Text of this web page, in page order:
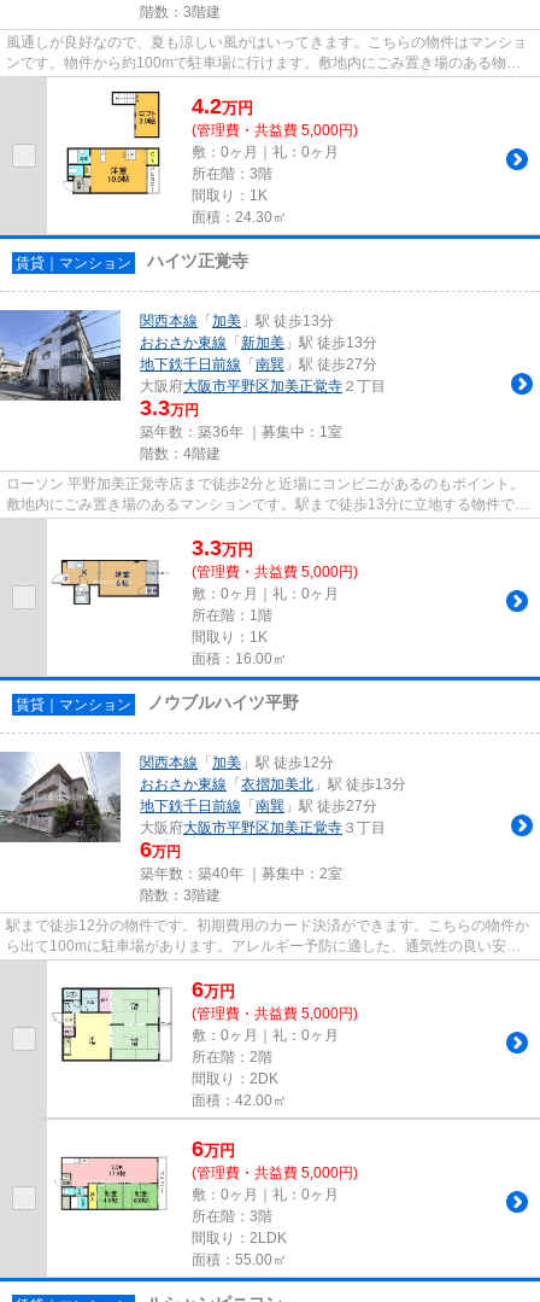
階数：3階建
風通しが良好なので、夏も涼しい風がはいってきます。こちらの物件はマンショ
ンです。物件から約100mで駐車場に行けます。敷地内にごみ置き場のある物件
です。当社スタッフが地域の賃...
4.2万円
(管理費・共益費 5,000円)
敷：0ヶ月｜礼：0ヶ月
所在階：3階
間取り：1K
面積：24.30㎡
賃貸｜マンション ハイツ正覚寺
関西本線 「加美 」駅 徒歩13分
おおさか東線 「新加美 」駅 徒歩13分
地下鉄千日前線 「南巽 」駅 徒歩27分
大阪府大阪市平野区加美正覚寺 ２丁目
3.3万円
築年数：築36年 ｜募集中： 1室
階数：4階建
ローソン 平野加美正覚寺店まで徒歩2分と近場にコンビニがあるのもポイント。
敷地内にごみ置き場のあるマンションです。駅まで徒歩13分に立地する物件で
す。防犯対策もバッチリなマン...
3.3万円
(管理費・共益費 5,000円)
敷：0ヶ月｜礼：0ヶ月
所在階：1階
間取り：1K
面積：16.00㎡
賃貸｜マンション ノウブルハイツ平野
関西本線 「加美 」駅 徒歩12分
おおさか東線 「衣摺加美北 」駅 徒歩13分
地下鉄千日前線 「南巽 」駅 徒歩27分
大阪府大阪市平野区加美正覚寺 ３丁目
6万円
築年数：築40年 ｜募集中： 2室
階数：3階建
駅まで徒歩12分の物件です。初期費用のカード決済ができます。こちらの物件か
ら出て100mに駐車場があります。アレルギー予防に適した、通気性の良い安心
の物件です。健康な体は新鮮な...
6万円
(管理費・共益費 5,000円)
敷：0ヶ月｜礼：0ヶ月
所在階：2階
間取り：2DK
面積：42.00㎡
6万円
(管理費・共益費 5,000円)
敷：0ヶ月｜礼：0ヶ月
所在階：3階
間取り：2LDK
面積：55.00㎡